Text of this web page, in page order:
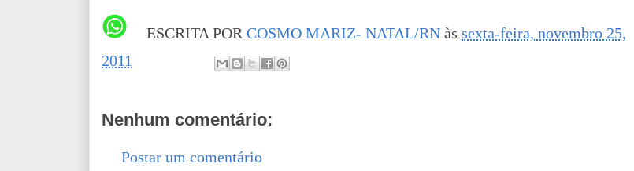
ESCRITA POR COSMO MARIZ- NATAL/RN às sexta-feira, novembro 25,
2011
Nenhum comentário:
Postar um comentário